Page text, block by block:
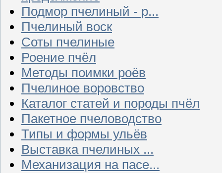
Подмор пчелиный - р...
Пчелиный воск
Соты пчелиные
Роение пчёл
Методы поимки роёв
Пчелиное воровство
Каталог статей и породы пчёл
Пакетное пчеловодство
Типы и формы ульёв
Выставка пчелиных ...
Механизация на пасе...